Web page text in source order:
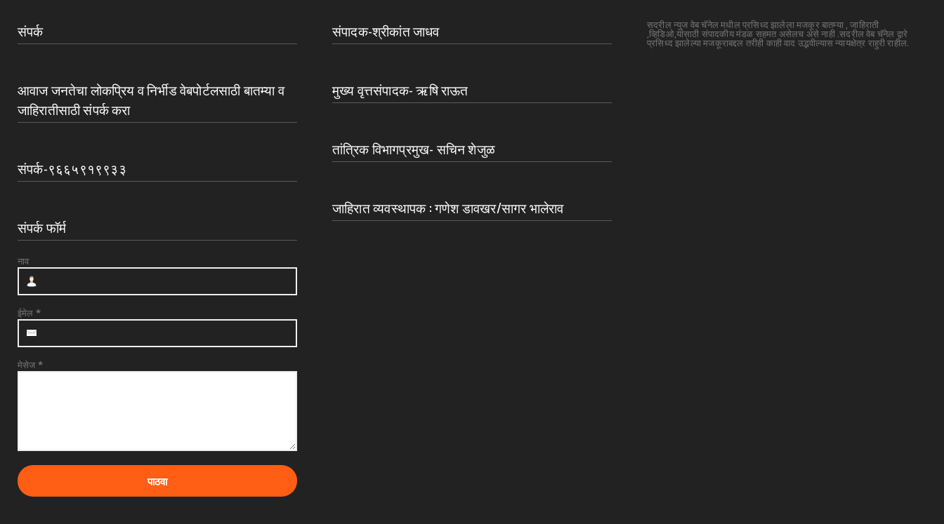
संपर्क
आवाज जनतेचा लोकप्रिय व निर्भीड वेबपोर्टलसाठी बातम्या व
जाहिरातीसाठी संपर्क करा
संपर्क-९६६५९१९९३३
संपर्क फॉर्म
नाव
ईमेल *
मेसेज *
संपादक-श्रीकांत जाधव
मुख्य वृत्तसंपादक- ऋषि राऊत
तांत्रिक विभागप्रमुख- सचिन शेजुळ
जाहिरात व्यवस्थापक : गणेश डावखर/सागर भालेराव
सदरील न्युज वेब चॅनेल मधील प्रसिध्द झालेला मजकूर बातम्या , जाहिराती
,व्हिडिओ,यांसाठी संपादकीय मंडळ सहमत असेलच असे नाही .सदरील वेब चॅनेल द्वारे
प्रसिध्द झालेल्या मजकूराबद्दल तरीही काही वाद उद्भवील्यास न्यायक्षेत्र राहुरी राहील.